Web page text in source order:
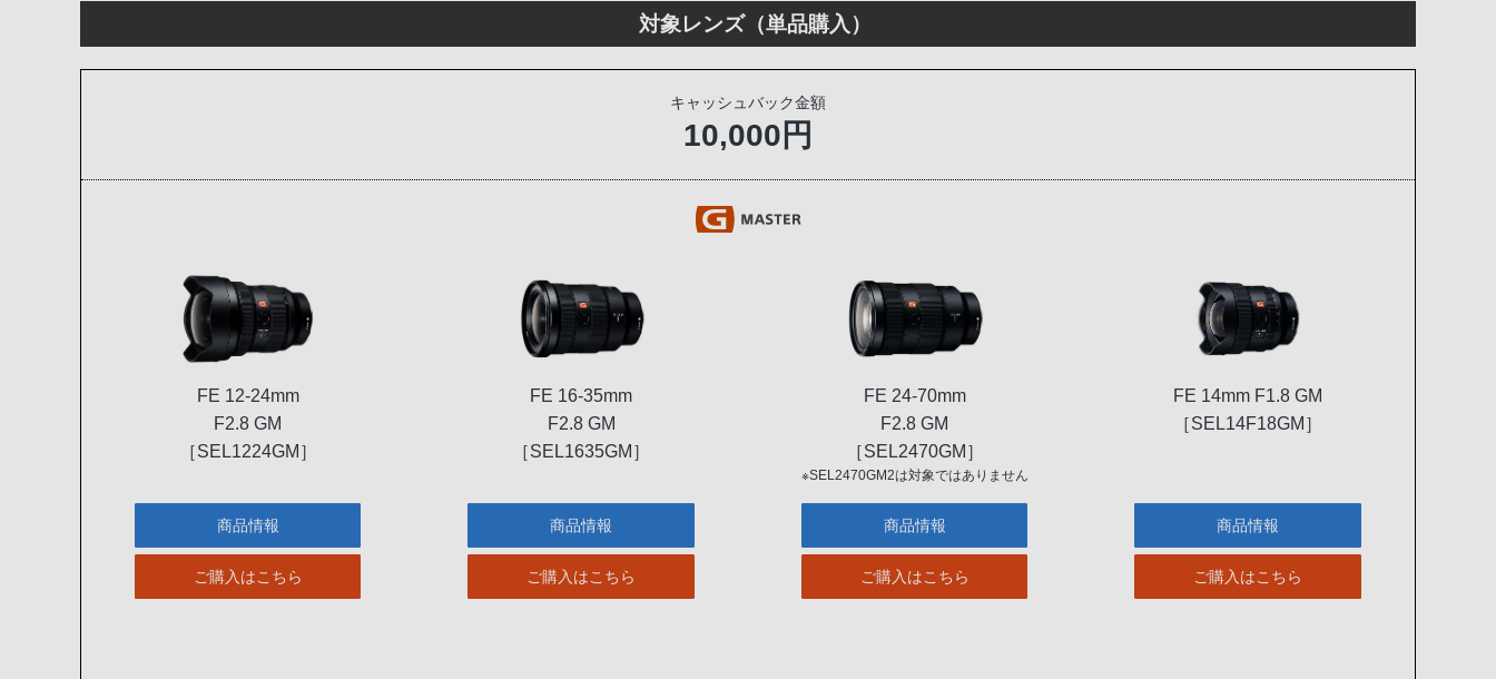
対象レンズ（単品購入）
キャッシュバック金額
10,000円
FE 12-24mm
F2.8 GM
［SEL1224GM］
商品情報
ご購入はこちら
FE 16-35mm
F2.8 GM
［SEL1635GM］
商品情報
ご購入はこちら
FE 24-70mm
F2.8 GM
［SEL2470GM］
※SEL2470GM2は対象ではありません
商品情報
ご購入はこちら
FE 14mm F1.8 GM
［SEL14F18GM］
商品情報
ご購入はこちら